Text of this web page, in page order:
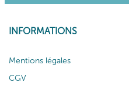
INFORMATIONS
Mentions légales
CGV